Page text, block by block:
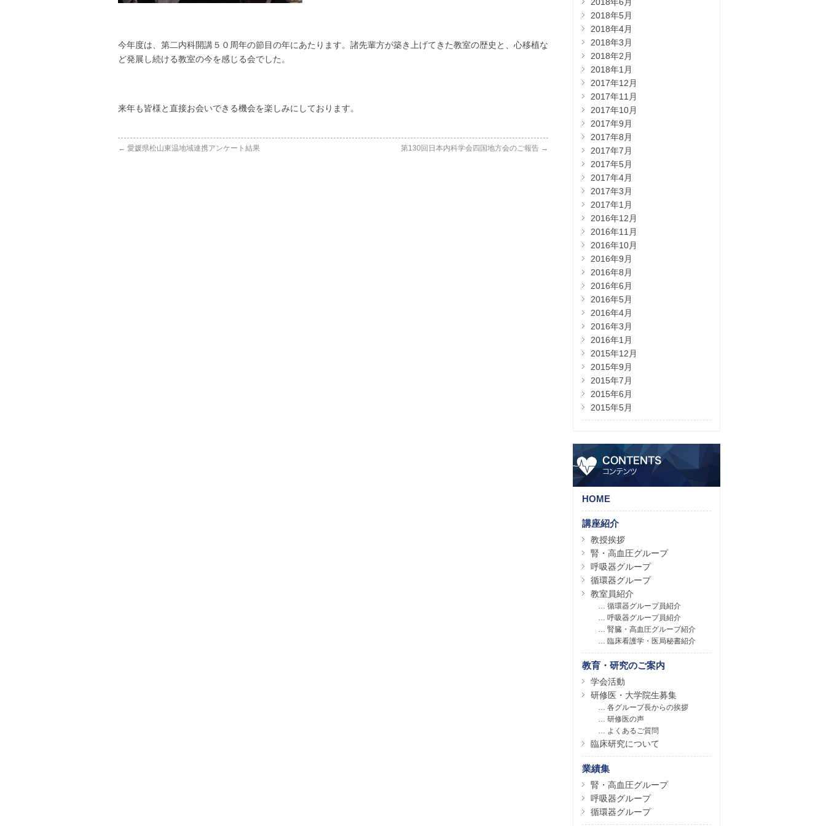
今年度は、第二内科開講５０周年の節目の年にあたります。諸先輩方が築き上げてきた教室の歴史と、心移植な
ど発展し続ける教室の今を感じる会でした。
来年も皆様と直接お会いできる機会を楽しみにしております。
← 愛媛県松山東温地域連携アンケート結果 第130回日本内科学会四国地方会のご報告 →
2018年5月
2018年4月
2018年3月
2018年2月
2018年1月
2017年12月
2017年11月
2017年10月
2017年9月
2017年8月
2017年7月
2017年5月
2017年4月
2017年3月
2017年1月
2016年12月
2016年11月
2016年10月
2016年9月
2016年8月
2016年6月
2016年5月
2016年4月
2016年3月
2016年1月
2015年12月
2015年9月
2015年7月
2015年6月
2015年5月
HOME
講座紹介
教授挨拶
腎・高血圧グループ
呼吸器グループ
循環器グループ
教室員紹介
… 循環器グループ員紹介
… 呼吸器グループ員紹介
… 腎臓・高血圧グループ紹介
… 臨床看護学・医局秘書紹介
教育・研究のご案内
学会活動
研修医・大学院生募集
… 各グループ長からの挨拶
… 研修医の声
… よくあるご質問
臨床研究について
業績集
腎・高血圧グループ
呼吸器グループ
循環器グループ